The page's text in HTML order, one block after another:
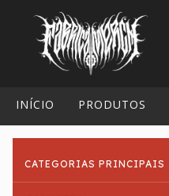
INÍCIO PRODUTOS
CATEGORIAS PRINCIPAIS